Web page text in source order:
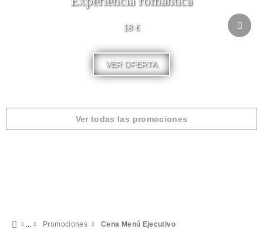
18 €
VER OFERTA
Ver todas las promociones
Promociones Cena Menú Ejecutivo